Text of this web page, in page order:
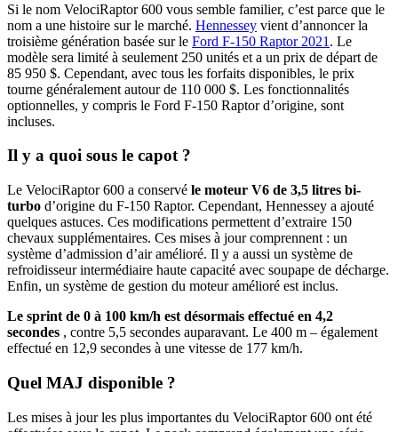
Si le nom VelociRaptor 600 vous semble familier, c’est parce que le
nom a une histoire sur le marché. Hennessey vient d’annoncer la
troisième génération basée sur le Ford F-150 Raptor 2021 . Le
modèle sera limité à seulement 250 unités et a un prix de départ de
85 950 $. Cependant, avec tous les forfaits disponibles, le prix
tourne généralement autour de 110 000 $. Les fonctionnalités
optionnelles, y compris le Ford F-150 Raptor d’origine, sont
incluses.
Il y a quoi sous le capot ?
Le VelociRaptor 600 a conservé le moteur V6 de 3,5 litres bi-
turbo d’origine du F-150 Raptor. Cependant, Hennessey a ajouté
quelques astuces. Ces modifications permettent d’extraire 150
chevaux supplémentaires. Ces mises à jour comprennent : un
système d’admission d’air amélioré. Il y a aussi un système de
refroidisseur intermédiaire haute capacité avec soupape de décharge.
Enfin, un système de gestion du moteur amélioré est inclus.
Le sprint de 0 à 100 km/h est désormais effectué en 4,2
secondes , contre 5,5 secondes auparavant. Le 400 m – également
effectué en 12,9 secondes à une vitesse de 177 km/h.
Quel MAJ disponible ?
Les mises à jour les plus importantes du VelociRaptor 600 ont été